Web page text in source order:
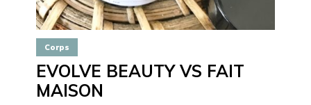
Corps
EVOLVE BEAUTY VS FAIT
MAISON